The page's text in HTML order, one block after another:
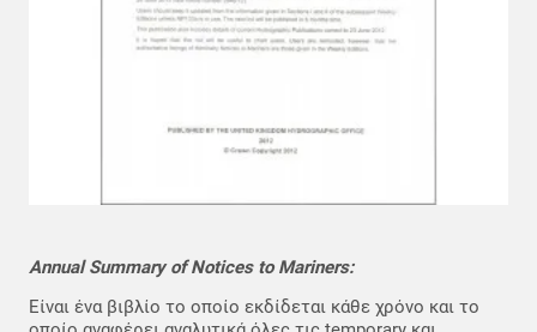
Annual Summary of Notices to Mariners:
Είναι ένα βιβλίο το οποίο εκδίδεται κάθε χρόνο και το